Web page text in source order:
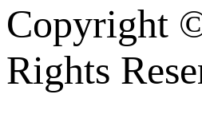
Copyright
Rights